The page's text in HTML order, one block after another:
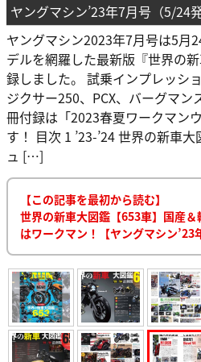
ヤングマシン’23年7月号（5/24発
ヤングマシン2023年7月号は5月
デルを網羅した最新版『世界の
録しました。 試乗インプレッシ
ジクサー250、PCX、バーグマン
冊付録は「2023春夏ワークマン
す！ 目次 1 ’23-’24 世界の新車
ュ […]
【この記事を最初から読む】
世界の新車大図鑑【653車】国産
はワークマン！【ヤングマシン’23